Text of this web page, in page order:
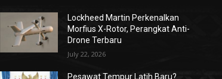
Lockheed Martin Perkenalkan
Morfius X-Rotor, Perangkat Anti-
Drone Terbaru
July 22, 2026
Pesawat Tempur Latih Baru?